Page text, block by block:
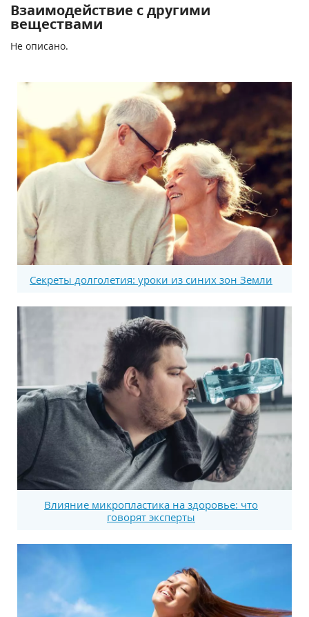
Взаимодействие с другими
веществами
Не описано.
Секреты долголетия: уроки из синих зон Земли
Влияние микропластика на здоровье: что
говорят эксперты